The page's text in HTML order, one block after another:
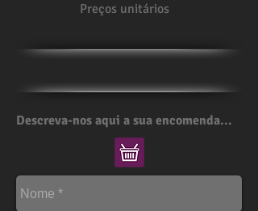
Preços unitários
Descreva-nos aqui a sua encomenda...